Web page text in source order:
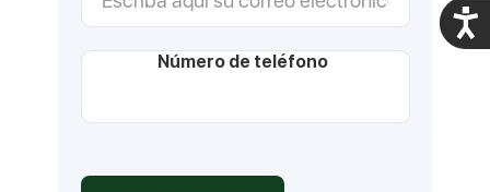
Número de teléfono